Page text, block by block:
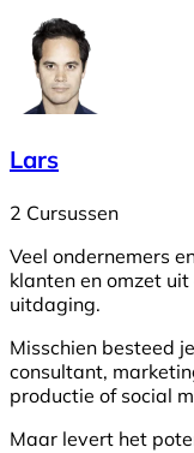
Lars
2 Cursussen
Veel ondernemers
klanten en omzet
uitdaging.
Misschien besteed
consultant,
productie of social
Maar levert het